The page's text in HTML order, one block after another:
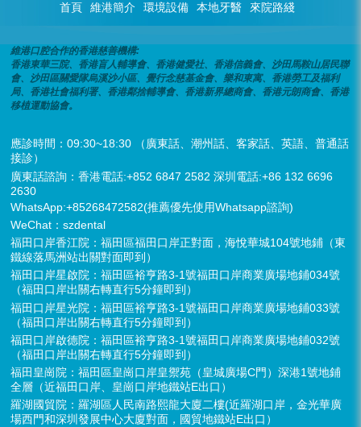
首頁 維港簡介 環境設備 本地牙醫 來院路綫
維港口腔合作的香港慈善機構:
香港東華三院、香港盲人輔導會、香港健愛社、香港信義會、沙田馬鞍山居民聯
會、沙田區關愛隊烏溪沙小區、覺行念慈基金會、樂和東寓、香港勞工及福利
局、香港社會福利署、香港鄰捨輔導會、香港新界總商會、香港元朗商會、香港
移植運動協會。
應診時間：09:30~18:30 （廣東話、潮州話、客家話、英語、普通話
接診）
廣東話諮詢：香港電話:+852 6847 2582 深圳電話:+86 132 6696
2630
WhatsApp:+85268472582(推薦優先使用Whatsapp諮詢)
WeChat：szdental
福田口岸香江院：福田區福田口岸正對面，海悅華城104號地鋪（東
鐵線落馬洲站出關對面即到）
福田口岸星啟院：福田區裕亨路3-1號福田口岸商業廣場地鋪034號
（福田口岸出關右轉直行5分鐘即到）
福田口岸星光院：福田區裕亨路3-1號福田口岸商業廣場地鋪033號
（福田口岸出關右轉直行5分鐘即到）
福田口岸啟德院：福田區裕亨路3-1號福田口岸商業廣場地鋪032號
（福田口岸出關右轉直行5分鐘即到）
福田皇崗院：福田區皇崗口岸皇禦苑（皇城廣場C門）深港1號地鋪
全層（近福田口岸、皇崗口岸地鐵站E出口）
羅湖國貿院：羅湖區人民南路熙龍大廈二樓(近羅湖口岸，金光華廣
場西門和深圳發展中心大廈對面，國貿地鐵站E出口）